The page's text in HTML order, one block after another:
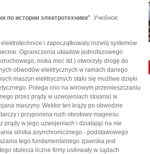
по истории электротехники". Учебное
i zapoczątkowały rozwój systemów
Ograniczenia układów jednofazowego
niska moc itd.) otworzyły drogę do
obwodów elektrycznych w ramach danego
maszyn elektrycznych stało się możliwe dzięki
Polega ono na wirowym przemieszczaniu
przez prądy w uzwojeniach stojana) w
maszyny. Wektor ten krąży po obwodzie
i przypomina ruch obrotowy magnesu
prądy w jego uzwojeniach i działając na nie
silnika asynchronicznego - podstawowego
tego fundamentalnego zjawiska jest
stulecia liczne firmy usiłowały w sądach